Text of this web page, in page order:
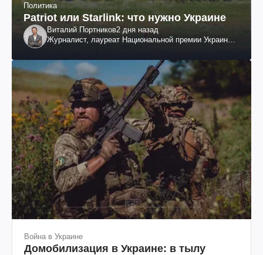
Политика
Patriot или Starlink: что нужно Украине
Виталий Портников2 дня назад
Журналист, лауреат Национальной премии Украины
Война в Украине
Домобилизация в Украине: в тылу